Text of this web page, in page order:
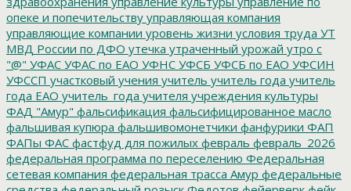
опеке и попечительству управляющая компания
управляющие компании уровень жизни условия труда УТ
МВД России по ДФО утечка утраченный урожай утро с
"@" УФАС УФАС по ЕАО УФНС УФСБ УФСБ по ЕАО УФСИН
УФССП участковый учения учитель учитель года учитель
года ЕАО учитель_года учителя учреждения культуры
ФАД "Амур" фальсификация фальсифицированное масло
фальшивая купюра фальшивомонетчики фанфурики ФАП
ФАПы ФАС фастфуд для пожилых февраль февраль_2026
федеральная программа по переселению Федеральная
сетевая компания федеральная трасса Амур федеральные